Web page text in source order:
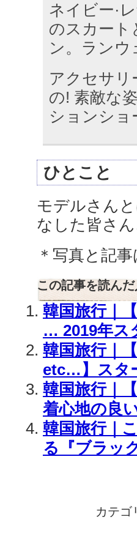
ネイビー·
のスカート
ン。ラン
アクセサ
の! 素敵な
ションシ
ひとこと
モデルさん
なした皆さ
＊写真と記
この記事を読ん
韓国旅行｜
… 2019年ス
韓国旅行｜
etc…】スタ
韓国旅行｜
着心地の良
韓国旅行｜
る『ブラッ
カテゴ